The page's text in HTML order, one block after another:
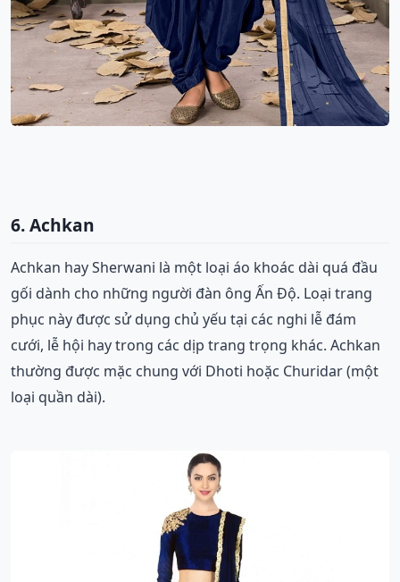
6. Achkan
Achkan hay Sherwani là một loại áo khoác dài quá đầu
gối dành cho những người đàn ông Ấn Độ. Loại trang
phục này được sử dụng chủ yếu tại các nghi lễ đám
cưới, lễ hội hay trong các dịp trang trọng khác. Achkan
thường được mặc chung với Dhoti hoặc Churidar (một
loại quần dài).